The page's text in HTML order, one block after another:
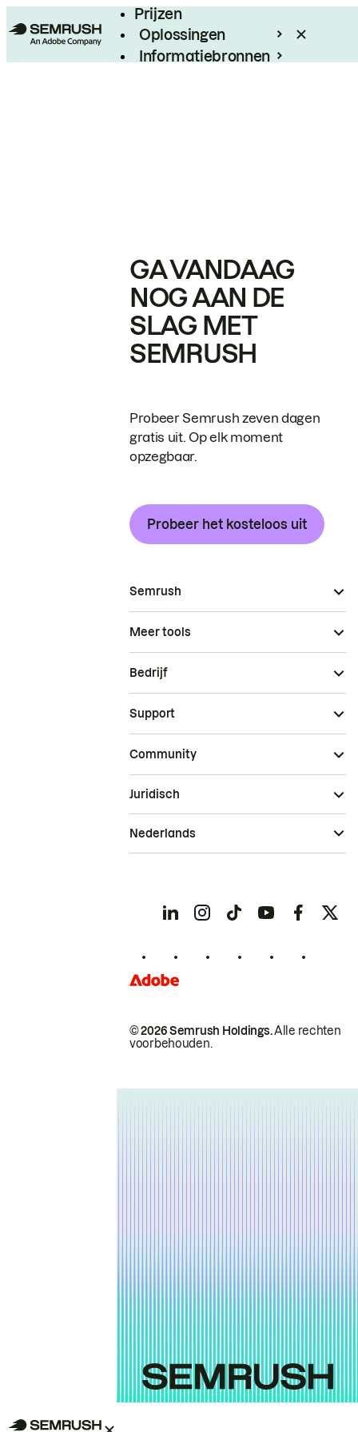
Prijzen
Oplossingen
Informatiebronnen
GA VANDAAG
NOG AAN DE
SLAG MET
SEMRUSH
Probeer Semrush zeven dagen
gratis uit. Op elk moment
opzegbaar.
Probeer het kosteloos uit
Semrush
Meer tools
Bedrijf
Support
Community
© 2026 Semrush Holdings.Alle rechten
voorbehouden.
Juridisch
Nederlands